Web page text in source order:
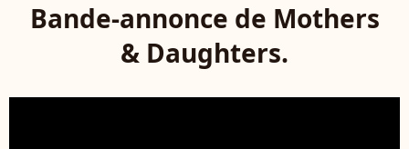
Bande-annonce de Mothers
& Daughters.